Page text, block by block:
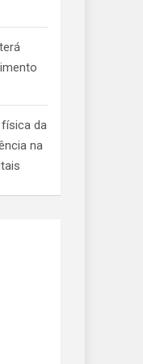
da
na